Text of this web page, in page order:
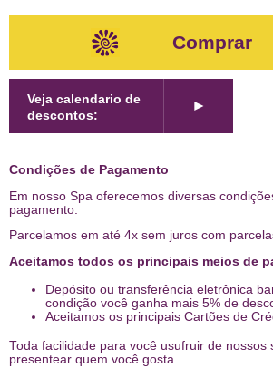
Comprar
Veja calendario de
descontos:
►
Condições de Pagamento
Em nosso Spa oferecemos diversas
pagamento.
Parcelamos em até 4x sem juros com
Aceitamos todos os principais meios de
Depósito ou transferência eletrônica
condição você ganha mais 5% de
Aceitamos os principais Cartões de
Toda facilidade para você usufruir de nossos
presentear quem você gosta.